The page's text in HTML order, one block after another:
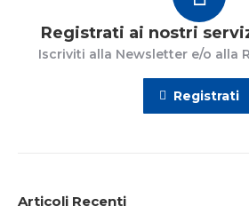
Registrati ai nostri
Iscriviti alla Newsletter e/o alla
Registrati
Articoli Recenti